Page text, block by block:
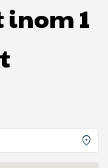
1
location_on